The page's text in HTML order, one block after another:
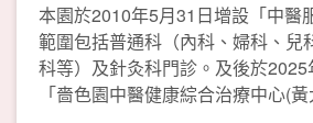
本園於2010年5月31日增設「中醫
範圍包括普通科（內科、婦科、兒
科等）及針灸科門診。及後於
「嗇色園中醫健康綜合治療中心(黃